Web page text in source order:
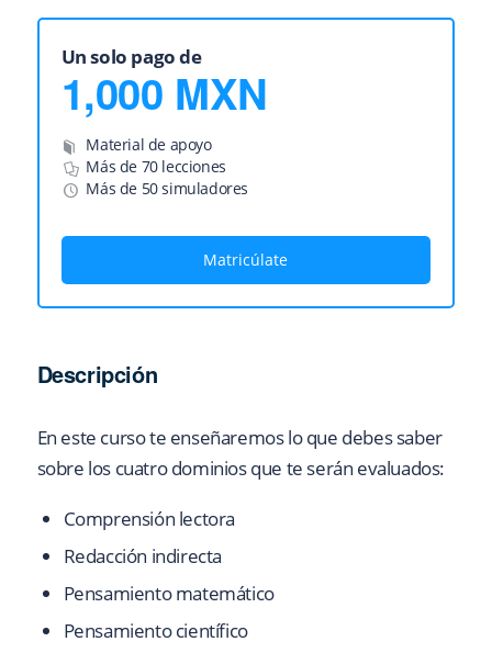
Un solo pago de
1,000 MXN
Material de apoyo
Más de 70 lecciones
Más de 50 simuladores
Matricúlate
Descripción
En este curso te enseñaremos lo que debes saber
sobre los cuatro dominios que te serán evaluados:
Comprensión lectora
Redacción indirecta
Pensamiento matemático
Pensamiento científico